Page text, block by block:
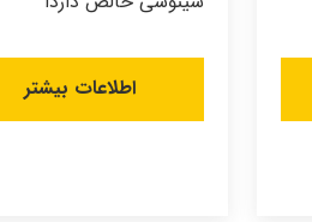
اطلاعات بیشتر